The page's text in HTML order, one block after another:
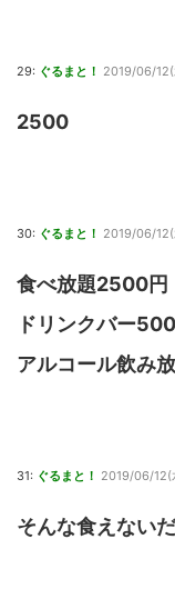
29: ぐるまと！ 2019/06/
2500
30: ぐるまと！ 2019/06/
食べ放題2500円
ドリンクバー
アルコール飲み
31: ぐるまと！ 2019/06/12(
そんな食えない